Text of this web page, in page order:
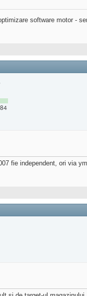
software motor -
84
fie independent, ori via